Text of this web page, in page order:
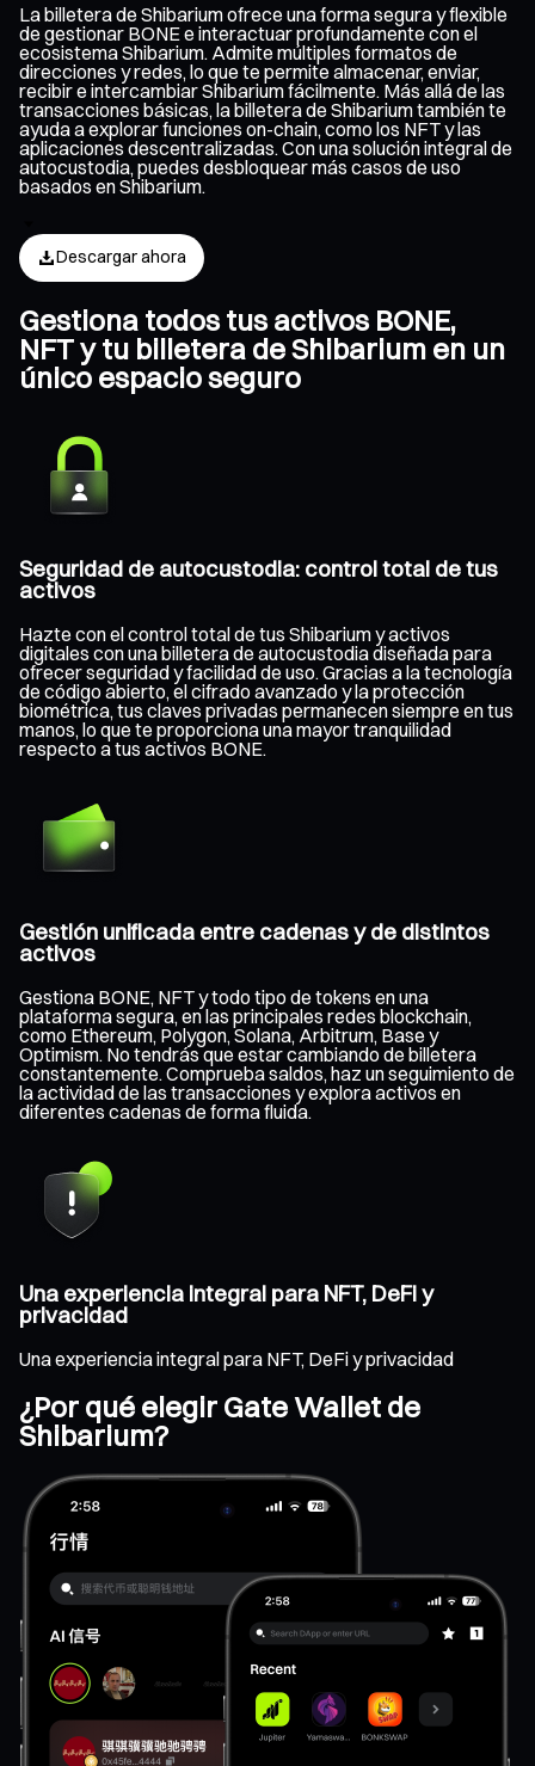
La billetera de Shibarium ofrece una forma segura y flexible
de gestionar BONE e interactuar profundamente con el
ecosistema Shibarium. Admite múltiples formatos de
direcciones y redes, lo que te permite almacenar, enviar,
recibir e intercambiar Shibarium fácilmente. Más allá de las
transacciones básicas, la billetera de Shibarium también te
ayuda a explorar funciones on-chain, como los NFT y las
aplicaciones descentralizadas. Con una solución integral de
autocustodia, puedes desbloquear más casos de uso
basados en Shibarium.
Descargar ahora
Gestiona todos tus activos BONE,
NFT y tu billetera de Shibarium en un
único espacio seguro
Seguridad de autocustodia: control total de tus
activos
Hazte con el control total de tus Shibarium y activos
digitales con una billetera de autocustodia diseñada para
ofrecer seguridad y facilidad de uso. Gracias a la tecnología
de código abierto, el cifrado avanzado y la protección
biométrica, tus claves privadas permanecen siempre en tus
manos, lo que te proporciona una mayor tranquilidad
respecto a tus activos BONE.
Gestión unificada entre cadenas y de distintos
activos
Gestiona BONE, NFT y todo tipo de tokens en una
plataforma segura, en las principales redes blockchain,
como Ethereum, Polygon, Solana, Arbitrum, Base y
Optimism. No tendrás que estar cambiando de billetera
constantemente. Comprueba saldos, haz un seguimiento de
la actividad de las transacciones y explora activos en
diferentes cadenas de forma fluida.
Una experiencia integral para NFT, DeFi y
privacidad
Una experiencia integral para NFT, DeFi y privacidad
¿Por qué elegir Gate Wallet de
Shibarium?